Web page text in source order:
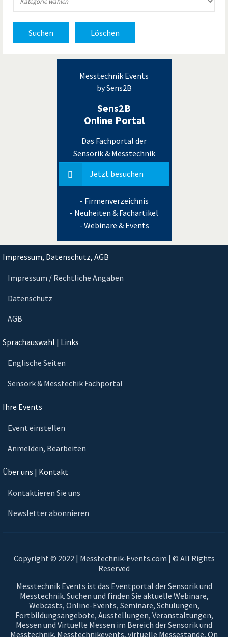
Suchen Löschen
Messtechnik Events
by Sens2B
Sens2B
Online Portal
Das Fachportal der
Sensorik & Messtechnik
Jetzt besuchen
- Firmenverzeichnis
- Neuheiten & Fachartikel
- Webinare & Events
Impressum, Datenschutz, AGB
Impressum / Rechtliche Angaben
Datenschutz
AGB
Sprachauswahl | Links
Englische Seiten
Sensork & Messtechik Fachportal
Ihre Events
Event einstellen
Anmelden, Bearbeiten
Über uns | Kontakt
Kontaktieren Sie uns
Newsletter abonnieren
Copyright © 2022 | Messtechnik-Events.com | © All Rights
Reserved
Messtechnik Events ist das Eventportal der Sensorik und
Messtechnik. Suchen und finden Sie aktuelle Webinare,
Webcasts, Online-Events, Seminare, Schulungen,
Fortbildungsangebote, Ausstellungen, Veranstaltungen,
Messen und Virtuelle Messen im Bereich der Sensorik und
Messtechnik. Messtechnikevents, virtuelle Messestände, On